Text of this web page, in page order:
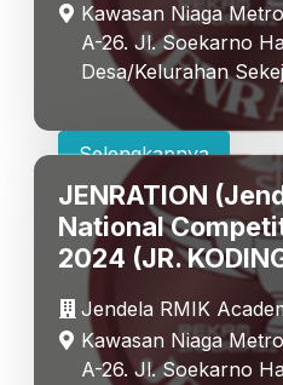
Kawasan Niaga
A-26. Jl. Soekarno
Desa/Kelurahan
Selengkapnya
JENRATION
National
2024 (JR.
Jendela RMIK
Kawasan Niaga
A-26. Jl. Soekarno